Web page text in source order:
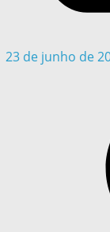
23 de junho de